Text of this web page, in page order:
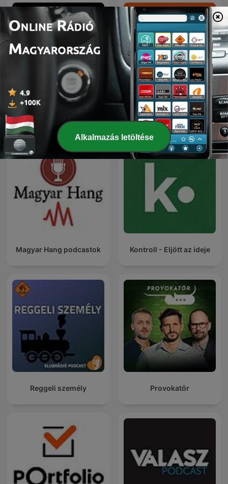
HVG podcastok
Magyar Hang podcastok Kontroll - Eljött az ideje
Reggeli személy Provokatőr
Alkalmazás letöltése